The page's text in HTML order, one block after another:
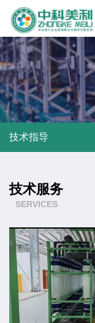
技术指导
技术服务
SERVICES